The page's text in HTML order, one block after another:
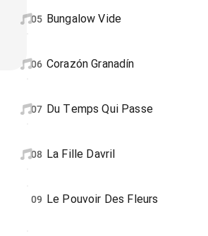
05 Bungalow Vide
06 Corazón Granadín
07 Du Temps Qui Passe
08 La Fille Davril
09 Le Pouvoir Des Fleurs